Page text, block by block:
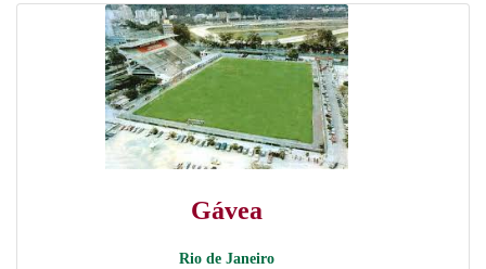
Gávea
Rio de Janeiro